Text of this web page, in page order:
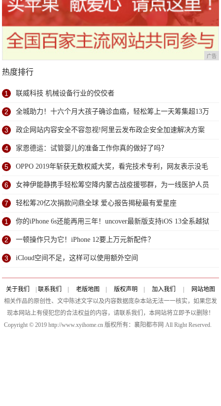
广告
热度排行
1 联威科技 机械设备行业的佼佼者
2 全城助力！十六个月大孩子确诊血癌，轻松筹上一天筹集超13万
善款
3 政企网站内容安全不容忽视!阿里云发布政企安全加速解决方案
4 家恩德运：试管婴儿的准备工作你真的做好了吗？
5 OPPO 2019年斩获无数权威大奖，看完技术专利，网友表示没毛
病
6 女神伊能静携手轻松筹空降内蒙古战疫援鄂群，为一线医护人员
送超甜祝福
7 轻松筹20亿次捐款问鼎全球 爱心报告揭秘最有爱星座
1 你的iPhone 6s还能再用三年！uncover最新版支持iOS 13全系越狱
2 一顿操作只为它！iPhone 12要上万元新配件？
3 iCloud空间不足，这样可以使用额外空间
关于我们 联系我们 老版地图 版权声明 加入我们
网站地图
相关作品的原创性、文中陈述文字以及内容数据庞杂本站无法一一核实，如果您发
现本网站上有侵犯您的合法权益的内容，请联系我们，本网站将立即予以删除！
Copyright © 2019 http://www.xyihome.cn 版权所有：襄阳都市网 All Right Reserved.